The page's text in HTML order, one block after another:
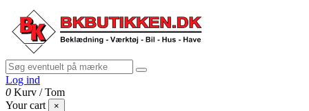
Log ind
0 Kurv /Tom
Your cart
×